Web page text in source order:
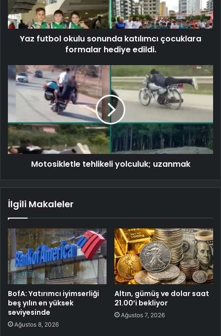
Yaz futbol okulu sonunda katılımcı çocuklara
formalar hediye edildi.
Motosikletle tehlikeli yolculuk; uzanmak
İlgili Makaleler
BofA: Yatırımcı iyimserliği
beş yılın en yüksek
seviyesinde
Ağustos 8, 2026
Altın, gümüş ve dolar saat
21.00’i bekliyor
Ağustos 7, 2026